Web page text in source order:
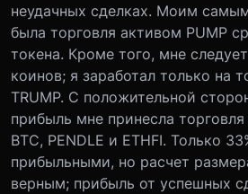
неудачных сделках. Моим
была торговля активом PUMP
токена. Кроме того, мне
коинов; я заработал только на
TRUMP. С положительной
прибыль мне принесла
BTC, PENDLE и ETHFI. Только
прибыльными, но расчет
верным; прибыль от успешных